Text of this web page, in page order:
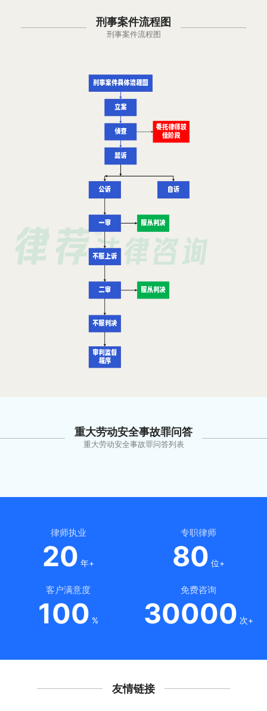
刑事案件流程图
刑事案件流程图
重大劳动安全事故罪问答
重大劳动安全事故罪问答列表
律师执业
20 年+
专职律师
80 位+
客户满意度
100 %
免费咨询
30000 次+
友情链接